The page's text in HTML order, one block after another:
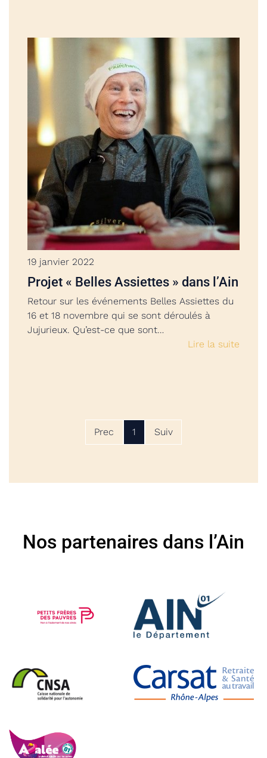
19 janvier 2022
Projet « Belles Assiettes » dans l’Ain
Retour sur les événements Belles Assiettes du
16 et 18 novembre qui se sont déroulés à
Jujurieux. Qu’est-ce que sont…
Lire la suite
Prec 1 Suiv
Nos partenaires dans l’Ain